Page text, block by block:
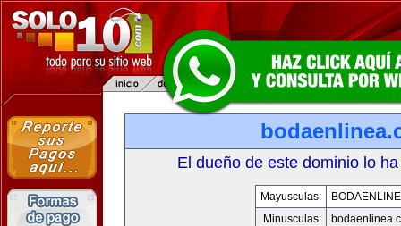
El dueño de este dominio lo
Mayusculas:
Minusculas: